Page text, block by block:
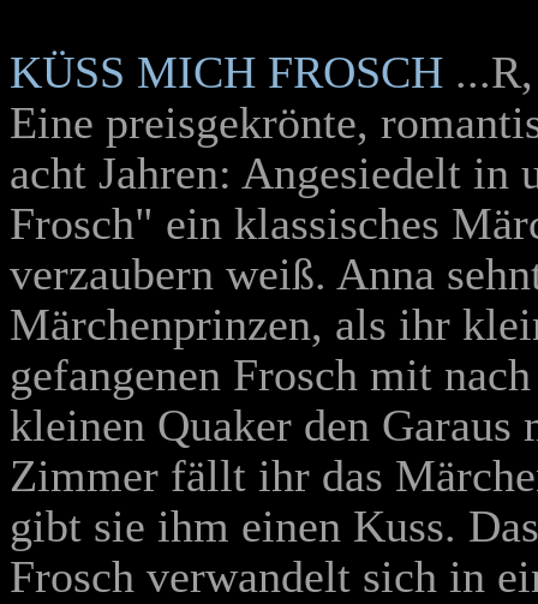
KÜSS MICH FROSCH
Eine preisgekrönte,
acht Jahren: Angesiedelt
Frosch" ein klassisches
verzaubern weiß. Anna
Märchenprinzen, als ihr
gefangenen Frosch mit
kleinen Quaker den
Zimmer fällt ihr das
gibt sie ihm einen Kuss.
Frosch verwandelt sich in